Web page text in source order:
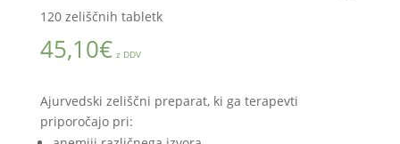
120 zeliščnih tabletk
45,10€ z DDV
Ajurvedski zeliščni preparat, ki ga terapevti
priporočajo pri: